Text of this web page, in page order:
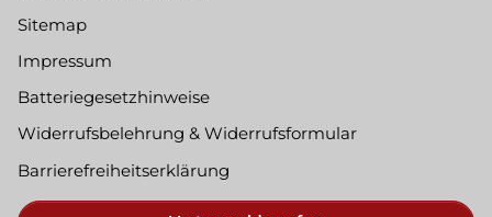
Sitemap
Impressum
Batteriegesetzhinweise
Widerrufsbelehrung & Widerrufsformular
Barrierefreiheitserklärung